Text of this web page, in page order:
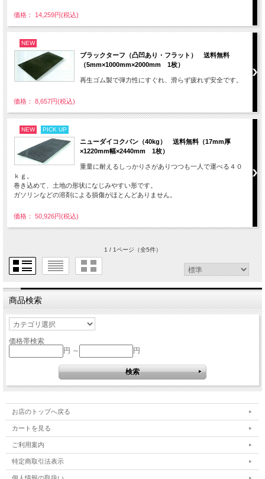
価格： 14,259円(税込)
NEW
ブラックターフ（凸凹あり・フラット） 送料無料
（5mm×1000mm×2000mm 1枚）
再生ゴム製で弾力性にすぐれ、滑らず疲れず安全です。
価格： 8,657円(税込)
NEW PICK UP
ニューダイコクバン（40kg） 送料無料（17mm厚
×1220mm幅×2440mm 1枚）
重量に耐えるしっかりさがありつつも一人で運べる４０
ｋｇ。
巻き込めて、土地の形状になじみやすい形です。
ガソリンなどの溶剤による損傷がほとんどありません。
価格： 50,926円(税込)
1 / 1ページ（全5件）
商品検索
価格帯検索
円 ～
円
お店のトップへ戻る
カートを見る
ご利用案内
特定商取引法表示